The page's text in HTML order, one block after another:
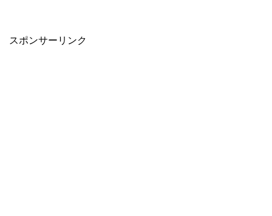
スポンサーリンク